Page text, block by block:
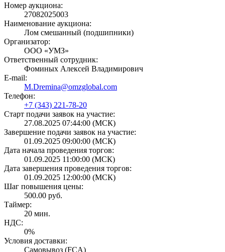
Номер аукциона:
27082025003
Наименование аукциона:
Лом смешанный (подшипники)
Организатор:
ООО «УМЗ»
Ответственный сотрудник:
Фоминых Алексей Владимирович
E-mail:
M.Dremina@omzglobal.com
Телефон:
+7 (343) 221-78-20
Старт подачи заявок на участие:
27.08.2025 07:44:00 (МСК)
Завершение подачи заявок на участие:
01.09.2025 09:00:00 (МСК)
Дата начала проведения торгов:
01.09.2025 11:00:00 (МСК)
Дата завершения проведения торгов:
01.09.2025 12:00:00 (МСК)
Шаг повышения цены:
500.00 руб.
Таймер:
20 мин.
НДС:
0%
Условия доставки:
Самовывоз (FCA)